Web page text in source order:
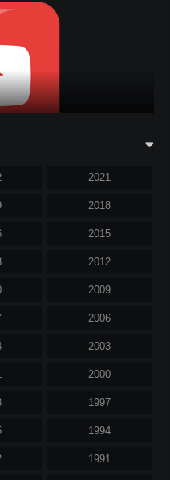
2021
2018
2015
2012
2009
2006
2003
2000
1997
1994
1991